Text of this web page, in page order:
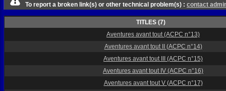
To report a broken link(s) or other technical problem(s) : contact
TITLES (7)
Aventures avant tout(ACPC n°13)
Aventures avant tout II (ACPC n°14)
Aventures avant tout III (ACPC n°15)
Aventures avant tout IV (ACPC n°16)
Aventures avant tout V (ACPC n°17)